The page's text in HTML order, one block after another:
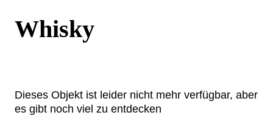
Whisky
Dieses Objekt ist leider nicht mehr verfügbar, aber
es gibt noch viel zu entdecken